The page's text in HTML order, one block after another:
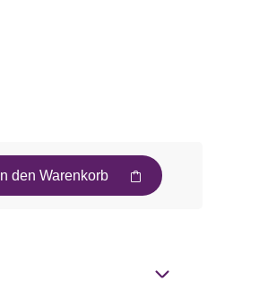
In den Warenkorb